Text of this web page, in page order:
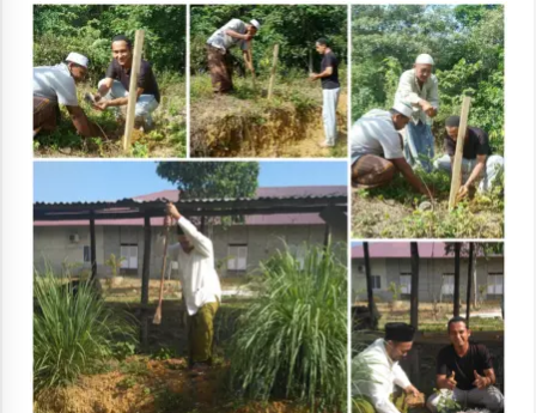
“One Piece”, Cara Barat Mengejar Mimpi
2 months ago
“Pohon Kehidupan”: Mati Dulu, Baru Hidup
3 months ago
“Manusia Digital”: Cerdas Lewat Sinyal
3 months ago
“Allahukrasi”: The Power of Management!